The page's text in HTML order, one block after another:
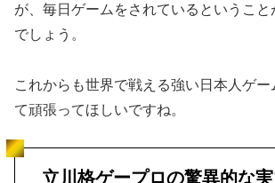
が、毎日ゲームをされているというこ
でしょう。
これからも世界で戦える強い日本人ゲー
て頑張ってほしいですね。
立川格ゲープロの驚異的な